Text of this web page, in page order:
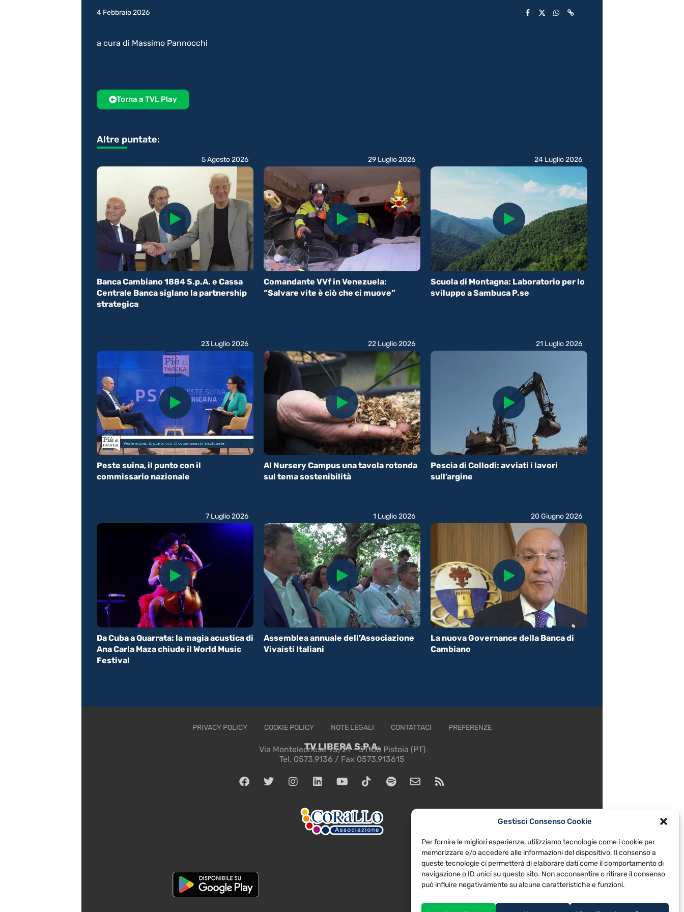
Gestisci Consenso Cookie
Per fornire le migliori esperienze, utilizziamo tecnologie come i cookie per
memorizzare e/o accedere alle informazioni del dispositivo. Il consenso a
queste tecnologie ci permetterà di elaborare dati come il comportamento di
navigazione o ID unici su questo sito. Non acconsentire o ritirare il consenso
può influire negativamente su alcune caratteristiche e funzioni.
4 Febbraio 2026
a cura di Massimo Pannocchi
Torna a TVL Play
Altre puntate:
Banca Cambiano 1884 S.p.A. e Cassa
Centrale Banca siglano la partnership
strategica
5 Agosto 2026
Comandante VVf in Venezuela:
“Salvare vite è ciò che ci muove”
29 Luglio 2026
Scuola di Montagna: Laboratorio per lo
sviluppo a Sambuca P.se
24 Luglio 2026
Peste suina, il punto con il
commissario nazionale
23 Luglio 2026
Al Nursery Campus una tavola rotonda
sul tema sostenibilità
22 Luglio 2026
Pescia di Collodi: avviati i lavori
sull’argine
21 Luglio 2026
Da Cuba a Quarrata: la magia acustica di
Ana Carla Maza chiude il World Music
Festival
7 Luglio 2026
Assemblea annuale dell’Associazione
Vivaisti Italiani
1 Luglio 2026
La nuova Governance della Banca di
Cambiano
20 Giugno 2026
PRIVACY POLICY COOKIE POLICY NOTE LEGALI CONTATTACI PREFERENZE
TV LIBERA S.P.A.
Via Monteleonese 95/21 – 51100 Pistoia (PT)
Tel. 0573.9136 / Fax 0573.913615